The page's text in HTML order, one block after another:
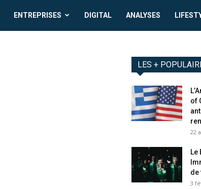
ENTREPRISES DIGITAL ANALYSES
LES +
of
22
Le
de
3